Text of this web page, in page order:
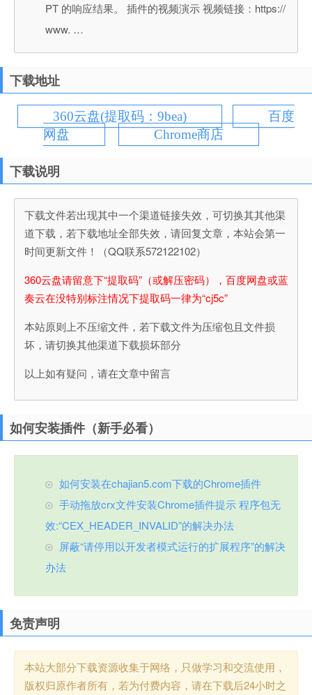
PT 的响应结果。 插件的视频演示 视频链接：https://
www. …
下载地址
360云盘(提取码：9bea)
百度
网盘
Chrome商店
下载说明
下载文件若出现其中一个渠道链接失效，可切换其其他渠
道下载，若下载地址全部失效，请回复文章，本站会第一
时间更新文件！（QQ联系572122102）
360云盘请留意下“提取码”（或解压密码），百度网盘或蓝
奏云在没特别标注情况下提取码一律为“cj5c”
本站原则上不压缩文件，若下载文件为压缩包且文件损
坏，请切换其他渠道下载损坏部分
以上如有疑问，请在文章中留言
如何安装插件（新手必看）
如何安装在chajian5.com下载的Chrome插件
手动拖放crx文件安装Chrome插件提示 程序包无
效:“CEX_HEADER_INVALID”的解决办法
屏蔽“请停用以开发者模式运行的扩展程序”的解决
办法
免责声明
本站大部分下载资源收集于网络，只做学习和交流使用，
版权归原作者所有，若为付费内容，请在下载后24小时之